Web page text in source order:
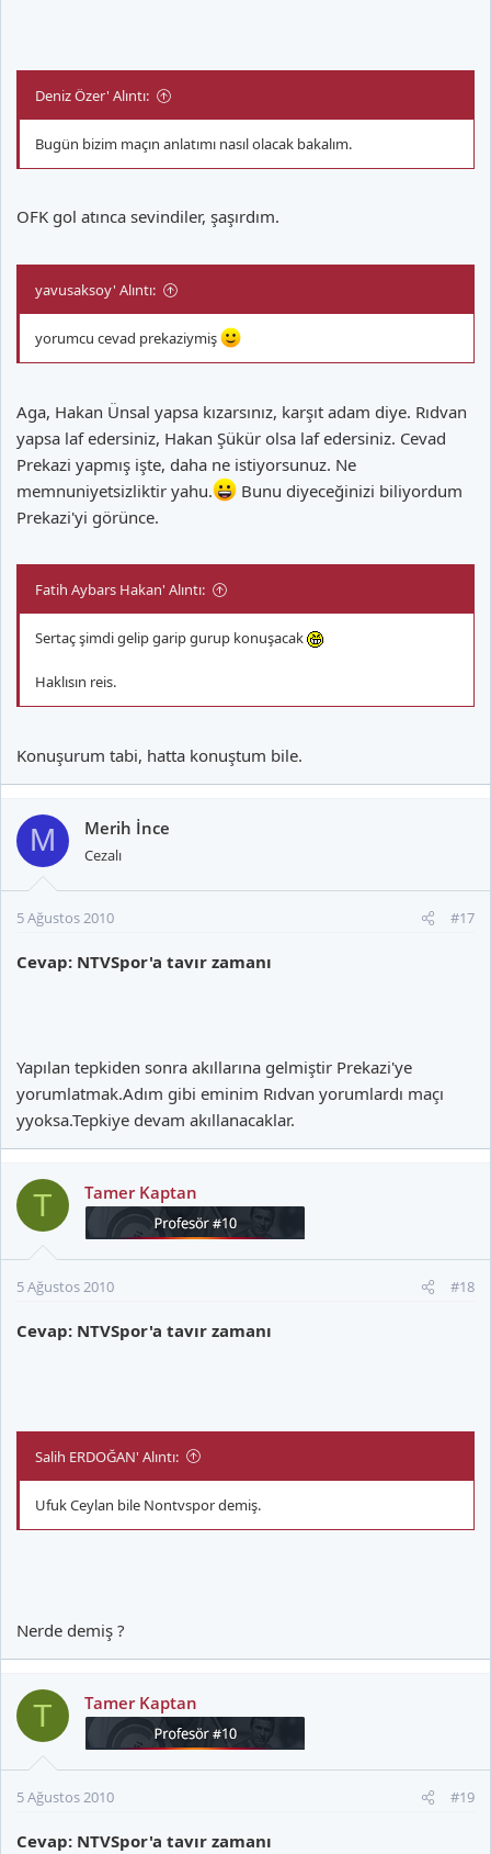
Deniz Özer' Alıntı:
Bugün bizim maçın anlatımı nasıl olacak bakalım.
OFK gol atınca sevindiler, şaşırdım.
yavusaksoy' Alıntı:
yorumcu cevad prekaziymiş
Aga, Hakan Ünsal yapsa kızarsınız, karşıt adam diye. Rıdvan
yapsa laf edersiniz, Hakan Şükür olsa laf edersiniz. Cevad
Prekazi yapmış işte, daha ne istiyorsunuz. Ne
memnuniyetsizliktir yahu.
Bunu diyeceğinizi biliyordum
Prekazi'yi görünce.
Fatih Aybars Hakan' Alıntı:
Sertaç şimdi gelip garip gurup konuşacak
Haklısın reis.
Konuşurum tabi, hatta konuştum bile.
M Merih İnce
Cezalı
5 Ağustos 2010 #17
Cevap: NTVSpor'a tavır zamanı
Yapılan tepkiden sonra akıllarına gelmiştir Prekazi'ye
yorumlatmak.Adım gibi eminim Rıdvan yorumlardı maçı
yyoksa.Tepkiye devam akıllanacaklar.
T Tamer Kaptan
5 Ağustos 2010 #18
Cevap: NTVSpor'a tavır zamanı
Salih ERDOĞAN' Alıntı:
Ufuk Ceylan bile Nontvspor demiş.
Nerde demiş ?
T Tamer Kaptan
5 Ağustos 2010 #19
Cevap: NTVSpor'a tavır zamanı